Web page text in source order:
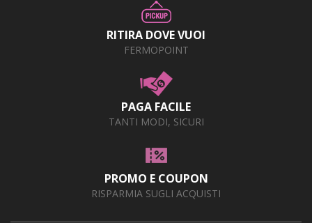
RITIRA DOVE VUOI
FERMOPOINT
PAGA FACILE
TANTI MODI, SICURI
PROMO E COUPON
RISPARMIA SUGLI ACQUISTI